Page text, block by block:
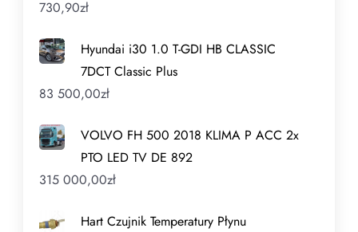
730,90zł
Hyundai i30 1.0 T-GDI HB CLASSIC
7DCT Classic Plus
83 500,00zł
VOLVO FH 500 2018 KLIMA P ACC 2x
PTO LED TV DE 892
315 000,00zł
Hart Czujnik Temperatury Płynu